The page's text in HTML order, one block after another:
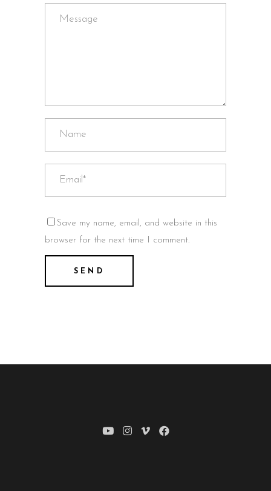
Save my name, email, and website in this
browser for the next time I comment.